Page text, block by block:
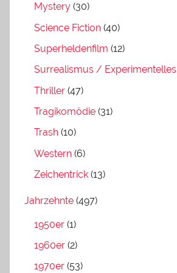
Mystery (30)
Science Fiction (40)
Superheldenfilm (12)
Surrealismus / Experimentelles
Thriller (47)
Tragikomödie (31)
Trash (10)
Western (6)
Zeichentrick (13)
Jahrzehnte (497)
1950er (1)
1960er (2)
1970er (53)